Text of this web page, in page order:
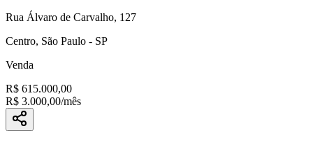
Rua Álvaro de Carvalho, 127
Centro, São Paulo - SP
Venda
R$ 615.000,00
R$ 3.000,00/mês